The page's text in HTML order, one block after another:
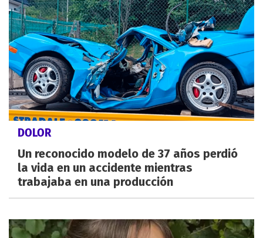
DOLOR
Un reconocido modelo de 37 años perdió
la vida en un accidente mientras
trabajaba en una producción